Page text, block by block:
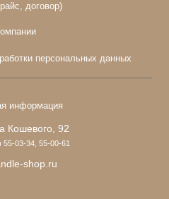
договор)
персональных данных
информация
Кошевого, 92
55-03-34, 55-00-61
shop.ru